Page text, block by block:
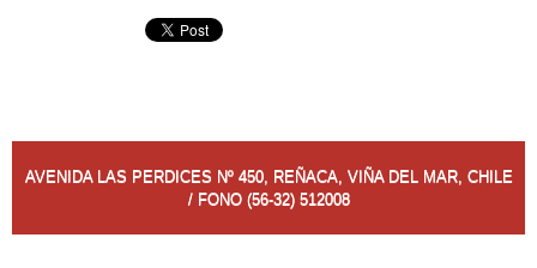
AVENIDA LAS PERDICES Nº 450, REÑACA, VIÑA DEL MAR, CHILE
/ FONO (56-32) 512008